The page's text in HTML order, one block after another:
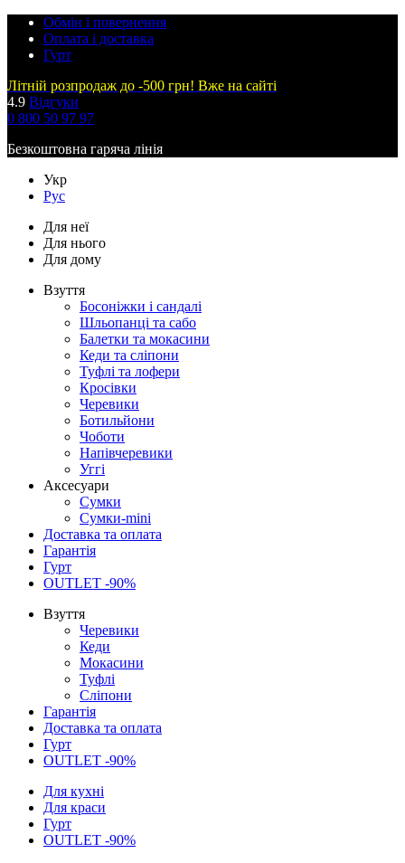
Обмін і повернення
Оплата і доставка
Гурт
Літній розпродаж до -500 грн! Вже на сайті
4.9 Відгуки
0 800 50 97 97
Безкоштовна гаряча лінія
Укр
Рус
Для неї
Для нього
Для дому
Взуття
Босоніжки і сандалі
Шльопанці та сабо
Балетки та мокасини
Кеди та сліпони
Туфлі та лофери
Кросівки
Черевики
Ботильйони
Чоботи
Напівчеревики
Уггі
Аксесуари
Сумки
Сумки-mini
Доставка та оплата
Гарантія
Гурт
OUTLET -90%
Взуття
Черевики
Кеди
Мокасини
Туфлі
Сліпони
Гарантія
Доставка та оплата
Гурт
OUTLET -90%
Для кухні
Для краси
Гурт
OUTLET -90%